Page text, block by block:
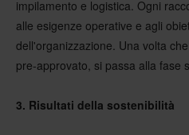
impilamento e logistica. Ogni
alle esigenze operative e agli
dell'organizzazione. Una volta
pre-approvato, si passa alla fase
3. Risultati della sostenibilità